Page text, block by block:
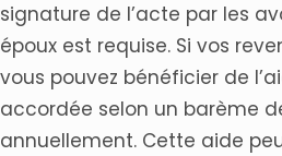
signature de l’acte par les
époux est requise. Si vos
vous pouvez bénéficier de
accordée selon un barème
annuellement. Cette aide